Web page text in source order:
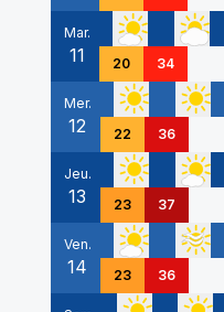
Mar.
11 20 34
Mer.
12 22 36
Jeu.
13 23 37
Ven.
14 23 36